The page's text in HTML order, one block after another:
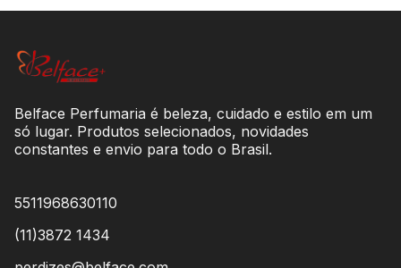
Belface Perfumaria é beleza, cuidado e estilo em um
só lugar. Produtos selecionados, novidades
constantes e envio para todo o Brasil.
5511968630110
(11)3872 1434